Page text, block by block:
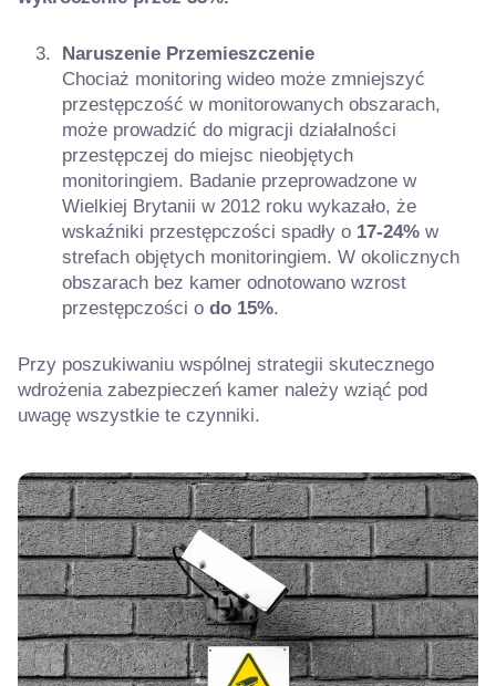
Naruszenie Przemieszczenie
Chociaż monitoring wideo może zmniejszyć
przestępczość w monitorowanych obszarach,
może prowadzić do migracji działalności
przestępczej do miejsc nieobjętych
monitoringiem. Badanie przeprowadzone w
Wielkiej Brytanii w 2012 roku wykazało, że
wskaźniki przestępczości spadły o 17-24% w
strefach objętych monitoringiem. W okolicznych
obszarach bez kamer odnotowano wzrost
przestępczości o do 15%.
Przy poszukiwaniu wspólnej strategii skutecznego
wdrożenia zabezpieczeń kamer należy wziąć pod
uwagę wszystkie te czynniki.